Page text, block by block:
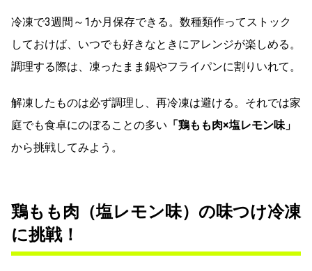
冷凍で3週間～1か月保存できる。数種類作ってストック
しておけば、いつでも好きなときにアレンジが楽しめる。
調理する際は、凍ったまま鍋やフライパンに割りいれて。
解凍したものは必ず調理し、再冷凍は避ける。それでは家
庭でも食卓にのぼることの多い 「鶏もも肉×塩レモン味」
から挑戦してみよう。
鶏もも肉（塩レモン味）の味つけ冷凍
に挑戦！